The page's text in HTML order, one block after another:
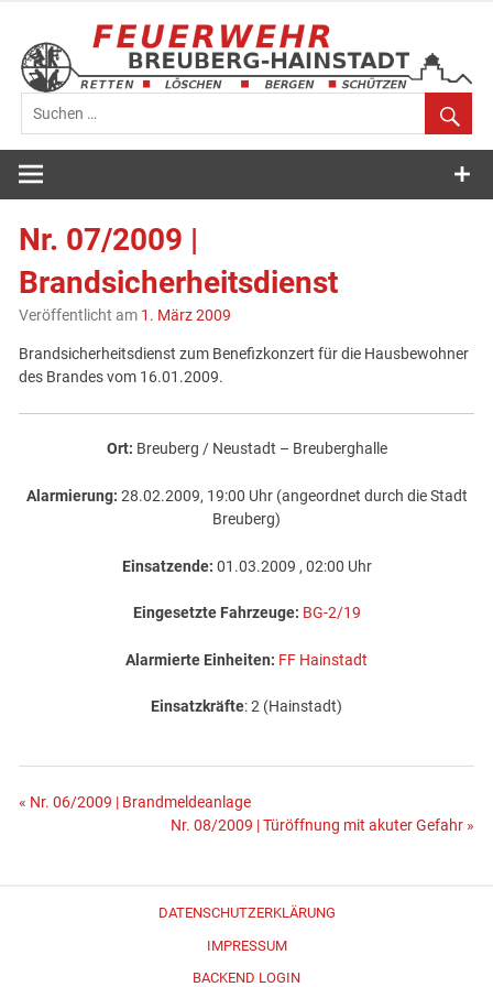
springen
Feuerwehr
Breuberg-
Nr. 07/2009 |
Brandsicherheitsdienst
Veröffentlicht am 1. März 2009
Brandsicherheitsdienst zum Benefizkonzert für die Hausbewohner
des Brandes vom 16.01.2009.
Ort: Breuberg / Neustadt – Breuberghalle
Alarmierung: 28.02.2009, 19:00 Uhr (angeordnet durch die Stadt
Breuberg)
Einsatzende: 01.03.2009 , 02:00 Uhr
Eingesetzte Fahrzeuge: BG-2/19
Alarmierte Einheiten: FF Hainstadt
Einsatzkräfte: 2 (Hainstadt)
Beitragsnavigation
« Nr. 06/2009 | Brandmeldeanlage
Nr. 08/2009 | Türöffnung mit akuter Gefahr »
DATENSCHUTZERKLÄRUNG
IMPRESSUM
BACKEND LOGIN